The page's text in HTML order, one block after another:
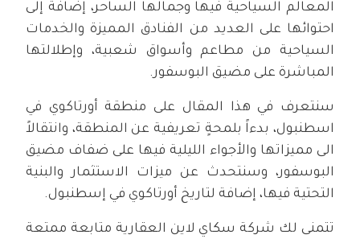
المعالم السياحية فيها وجمالها الساحر، إضافة إلى
احتوائها على العديد من الفنادق المميزة والخدمات
السياحية من مطاعم وأسواق شعبية، وإطلالتها
المباشرة على مضيق البوسفور.
سنتعرف في هذا المقال على منطقة أورتاكوي في
اسطنبول، بدءاً بلمحةٍ تعريفية عن المنطقة، وانتقالاً
الى مميزاتها والأجواء الليلية فيها على ضفاف مضيق
البوسفور، وسنتحدث عن ميزات الاستثمار والبنية
التحتية فيها، إضافة لتاريخ أورتاكوي في إسطنبول.
تتمنى لك شركة سكاي لاين العقارية متابعة ممتعة